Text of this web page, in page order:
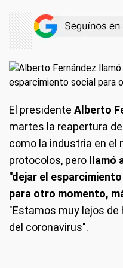
El presidente Alberto
martes la reapertura
como la industria en el
protocolos, pero
"dejar el
para otro momento,
"Estamos muy lejos de
del coronavirus".